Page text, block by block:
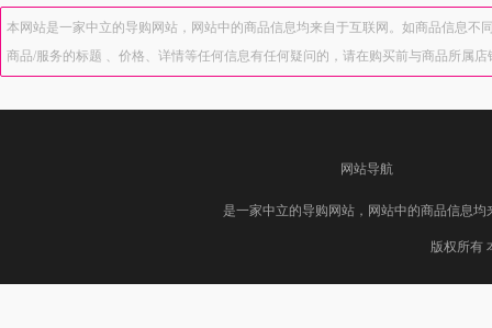
本网站是一家中立的导购网站，网站中的商品信息均来自于互联网。如商品信息
商品/服务的标题 、价格、详情等任何信息有任何疑问的，请在购买前与商品所属
网站导航
是一家中立的导购网站，网站中的商品信息
版权所有